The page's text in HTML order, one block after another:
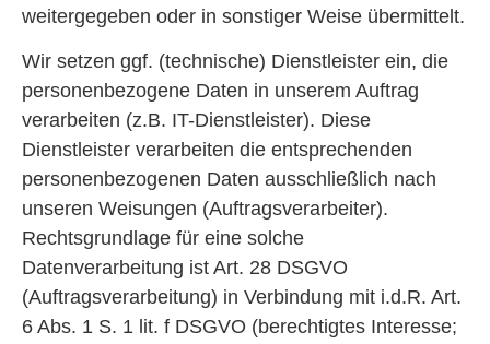
weitergegeben oder in sonstiger Weise übermittelt.
Wir setzen ggf. (technische) Dienstleister ein, die
personenbezogene Daten in unserem Auftrag
verarbeiten (z.B. IT-Dienstleister). Diese
Dienstleister verarbeiten die entsprechenden
personenbezogenen Daten ausschließlich nach
unseren Weisungen (Auftragsverarbeiter).
Rechtsgrundlage für eine solche
Datenverarbeitung ist Art. 28 DSGVO
(Auftragsverarbeitung) in Verbindung mit i.d.R. Art.
6 Abs. 1 S. 1 lit. f DSGVO (berechtigtes Interesse;